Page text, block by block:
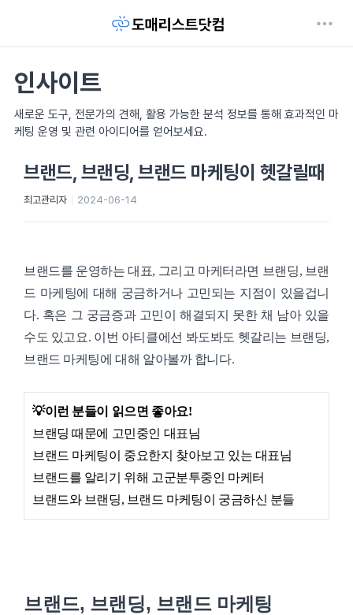
인사이트
새로운 도구, 전문가의 견해, 활용 가능한 분석 정보를 통해 효과적인 마
케팅 운영 및 관련 아이디어를 얻어보세요.
브랜드, 브랜딩, 브랜드 마케팅이 헷갈릴때
최고관리자 2024-06-14
브랜드를 운영하는 대표, 그리고 마케터라면 브랜딩, 브랜
드 마케팅에 대해 궁금하거나 고민되는 지점이 있을겁니
다. 혹은 그 궁금증과 고민이 해결되지 못한 채 남아 있을
수도 있고요. 이번 아티클에선 봐도봐도 헷갈리는 브랜딩,
브랜드 마케팅에 대해 알아볼까 합니다.
💡이런 분들이 읽으면 좋아요!
브랜딩 때문에 고민중인 대표님
브랜드 마케팅이 중요한지 찾아보고 있는 대표님
브랜드를 알리기 위해 고군분투중인 마케터
브랜드와 브랜딩, 브랜드 마케팅이 궁금하신 분들
브랜드, 브랜딩, 브랜드 마케팅